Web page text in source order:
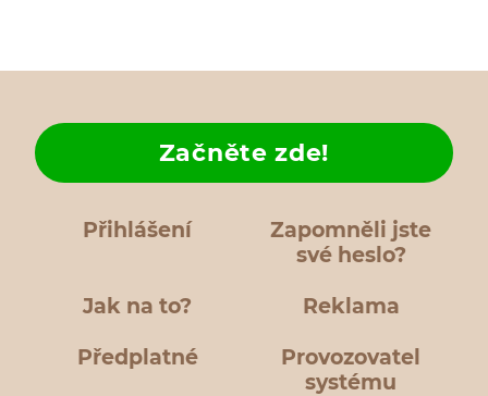
Přihlášení
Zapomněli jste
své heslo?
Jak na to?
Začněte zde!
Reklama
Předplatné
Provozovatel
systému